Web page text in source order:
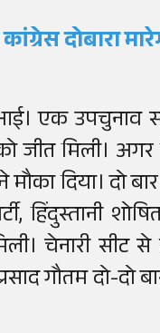
दोबारा
एक उपचुनाव
मिली। अगर
मौका दिया। दो
हिंदुस्तानी
चेनारी सीट
गौतम दो-दो